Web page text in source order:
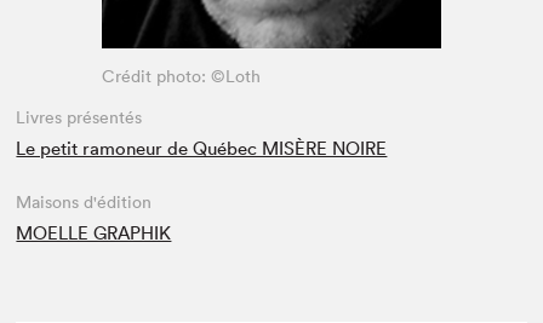
Crédit photo: ©Loth
Livres présentés
Le petit ramoneur de Québec MISÈRE NOIRE
Maisons d'édition
MOELLE GRAPHIK